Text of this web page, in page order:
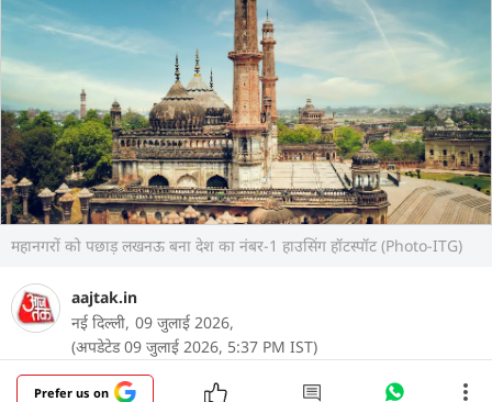
महानगरों को पछाड़ लखनऊ बना देश का नंबर-1 हाउसिंग हॉटस्पॉट (Photo-ITG)
aajtak.in
नई दिल्ली, 09 जुलाई 2026,
(अपडेटेड 09 जुलाई 2026, 5:37 PM IST)
Prefer us on